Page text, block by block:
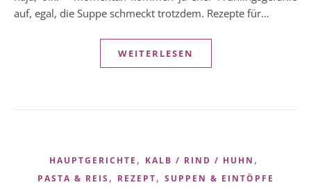
auf, egal, die Suppe schmeckt trotzdem. Rezepte für…
WEITERLESEN
HAUPTGERICHTE , KALB / RIND / HUHN ,
PASTA & REIS , REZEPT, SUPPEN & EINTÖPFE